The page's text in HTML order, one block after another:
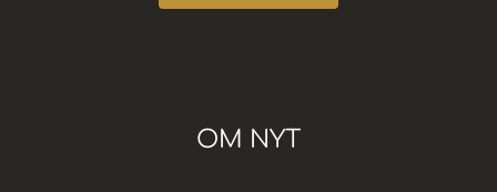
OM NYT